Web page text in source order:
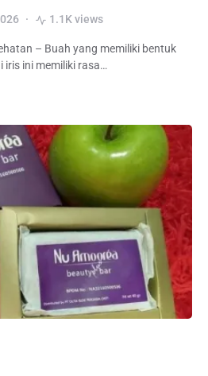
1.1K views
– Buah yang memiliki bentuk
iris ini memiliki rasa…